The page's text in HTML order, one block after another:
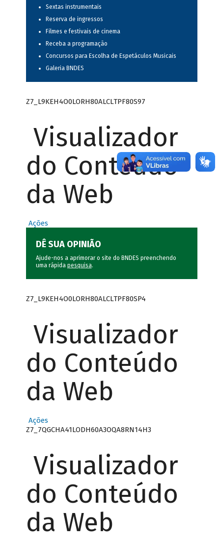
Sextas instrumentais
Reserva de ingressos
Filmes e festivais de cinema
Receba a programação
Concursos para Escolha de Espetáculos Musicais
Galeria BNDES
Z7_L9KEH4O0LORH80ALCLTPF80S97
Visualizador
do Conteúdo
da Web
Ações
DÊ SUA OPINIÃO
Ajude-nos a aprimorar o site do BNDES preenchendo
uma rápida pesquisa.
Z7_L9KEH4O0LORH80ALCLTPF80SP4
Visualizador
do Conteúdo
da Web
Ações
Z7_7QGCHA41LODH60A3OQA8RN14H3
Visualizador
do Conteúdo
da Web